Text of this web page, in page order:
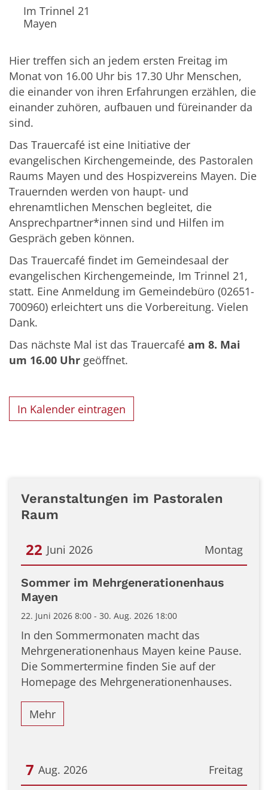
Im Trinnel 21
Mayen
Hier treffen sich an jedem ersten Freitag im
Monat von 16.00 Uhr bis 17.30 Uhr Menschen,
die einander von ihren Erfahrungen erzählen, die
einander zuhören, aufbauen und füreinander da
sind.
Das Trauercafé ist eine Initiative der
evangelischen Kirchengemeinde, des Pastoralen
Raums Mayen und des Hospizvereins Mayen. Die
Trauernden werden von haupt- und
ehrenamtlichen Menschen begleitet, die
Ansprechpartner*innen sind und Hilfen im
Gespräch geben können.
Das Trauercafé findet im Gemeindesaal der
evangelischen Kirchengemeinde, Im Trinnel 21,
statt. Eine Anmeldung im Gemeindebüro (02651-
700960) erleichtert uns die Vorbereitung. Vielen
Dank.
Das nächste Mal ist das Trauercafé am 8. Mai
um 16.00 Uhr geöffnet.
In Kalender eintragen
Veranstaltungen im Pastoralen
Raum
Montag
22 Juni 2026
Datum: 22. Juni 2026
Sommer im Mehrgenerationenhaus
Mayen
22. Juni 2026 8:00 - 30. Aug. 2026 18:00
In den Sommermonaten macht das
Mehrgenerationenhaus Mayen keine Pause.
Die Sommertermine finden Sie auf der
Homepage des Mehrgenerationenhauses.
Mehr
Freitag
7 Aug. 2026